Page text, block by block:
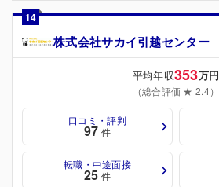
14
株式会社サカイ引越センター
平均年収353万円
（総合評価 ★ 2.4）
口コミ・評判
97 件
転職・中途面接
25 件